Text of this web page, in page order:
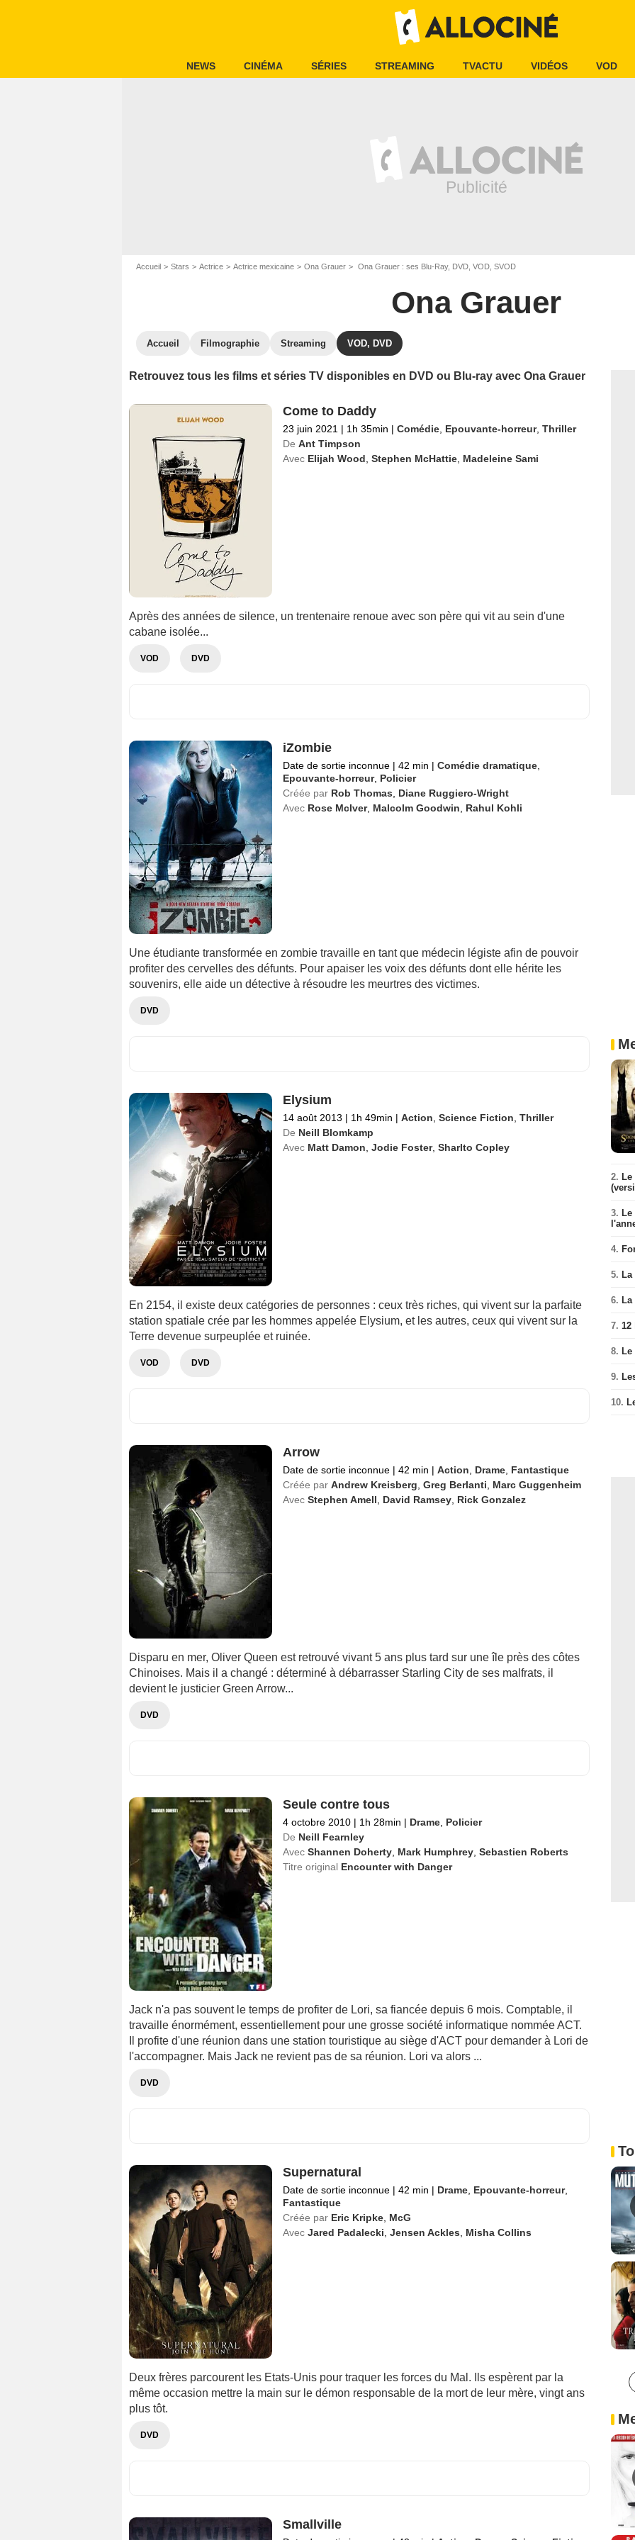
NEWS CINÉMA SÉRIES STREAMING TVACTU VIDÉOS VOD
Accueil Stars Actrice Actrice mexicaine Ona Grauer Ona Grauer : ses Blu-Ray, DVD, VOD, SVOD
Ona Grauer
Accueil Filmographie Streaming VOD, DVD
Retrouvez tous les films et séries TV disponibles en DVD ou Blu-ray avec Ona Grauer
Come to Daddy
23 juin 2021 | 1h 35min | Comédie, Epouvante-horreur, Thriller
De Ant Timpson
Avec Elijah Wood Stephen McHattie, Madeleine Sami
Après des années de silence, un trentenaire renoue avec son père qui vit au sein d'une
cabane isolée...
VOD DVD
iZombie
Date de sortie inconnue | 42 min | Comédie dramatique,
Epouvante-horreur, Policier
Créée par Rob Thomas
Diane Ruggiero-Wright
Avec Rose McIver, Malcolm Goodwin Rahul Kohli
Une étudiante transformée en zombie travaille en tant que médecin légiste afin de pouvoir
profiter des cervelles des défunts. Pour apaiser les voix des défunts dont elle hérite les
souvenirs, elle aide un détective à résoudre les meurtres des victimes.
DVD
Elysium
14 août 2013 | 1h 49min | Action Science Fiction Thriller
De Neill Blomkamp
Avec Matt Damon Jodie Foster, Sharlto Copley
En 2154, il existe deux catégories de personnes : ceux très riches, qui vivent sur la parfaite
station spatiale crée par les hommes appelée Elysium, et les autres, ceux qui vivent sur la
Terre devenue surpeuplée et ruinée.
VOD DVD
Arrow
Date de sortie inconnue | 42 min | Action Drame, Fantastique
Créée par Andrew Kreisberg Greg Berlanti
Marc Guggenheim
Avec Stephen Amell David Ramsey, Rick Gonzalez
Disparu en mer, Oliver Queen est retrouvé vivant 5 ans plus tard sur une île près des côtes
Chinoises. Mais il a changé : déterminé à débarrasser Starling City de ses malfrats, il
devient le justicier Green Arrow...
DVD
Seule contre tous
4 octobre 2010 | 1h 28min | Drame, Policier
De Neill Fearnley
Avec Shannen Doherty, Mark Humphrey, Sebastien Roberts
Titre original Encounter with Danger
Jack n'a pas souvent le temps de profiter de Lori, sa fiancée depuis 6 mois. Comptable, il
travaille énormément, essentiellement pour une grosse société informatique nommée ACT.
Il profite d'une réunion dans une station touristique au siège d'ACT pour demander à Lori de
l'accompagner. Mais Jack ne revient pas de sa réunion. Lori va alors ...
DVD
Supernatural
Date de sortie inconnue | 42 min | Drame, Epouvante-horreur,
Fantastique
Créée par Eric Kripke, McG
Avec Jared Padalecki, Jensen Ackles, Misha Collins
Deux frères parcourent les Etats-Unis pour traquer les forces du Mal. Ils espèrent par la
même occasion mettre la main sur le démon responsable de la mort de leur mère, vingt ans
plus tôt.
DVD
Smallville
2.
3.
4.
5.
6.
7. 12
8.
9.
10.